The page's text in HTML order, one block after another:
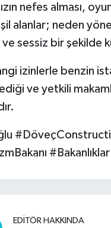
nefes alması,
alanlar; neden
sessiz bir şekilde
izinlerle benzin
ve yetkili
EDITÖR HAKKINDA